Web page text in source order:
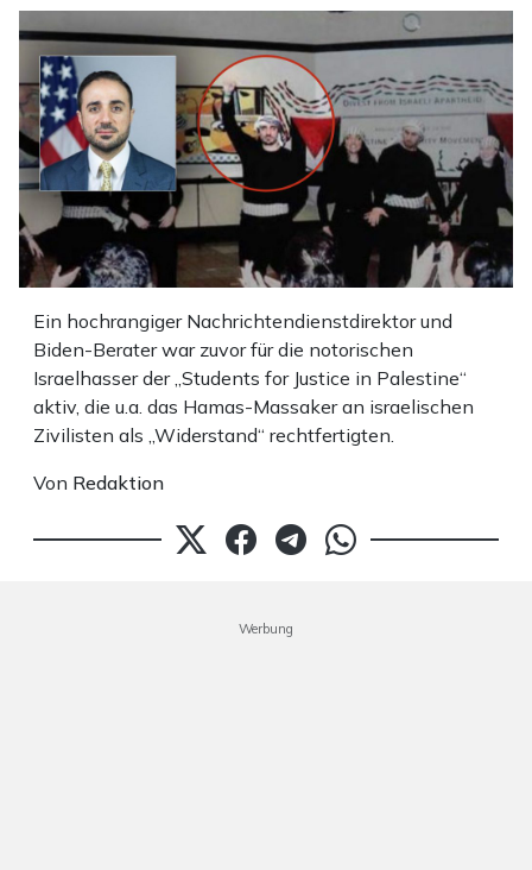
Ein hochrangiger Nachrichtendienstdirektor und
Biden-Berater war zuvor für die notorischen
Israelhasser der „Students for Justice in Palestine“
aktiv, die u.a. das Hamas-Massaker an israelischen
Zivilisten als „Widerstand“ rechtfertigten.
Von Redaktion
Werbung